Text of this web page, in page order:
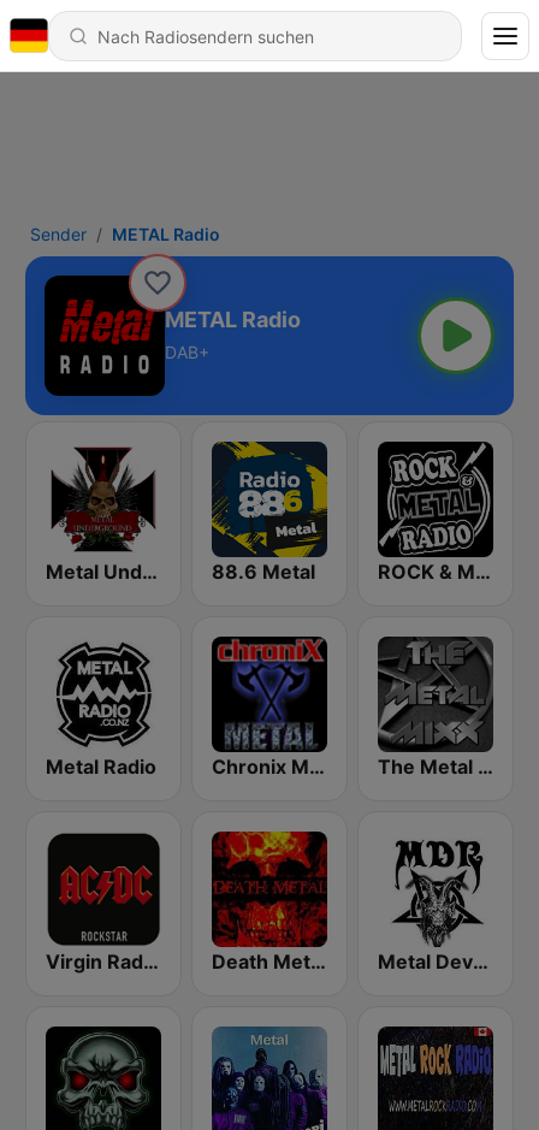
Sender METAL Radio
METAL Radio
DAB+
Metal Underground 88.6 Metal ROCK & METAL
Metal Radio Chronix Metal The Metal MIXX
Virgin Radio AC/DC Death Metal! Metal Devastation Radio